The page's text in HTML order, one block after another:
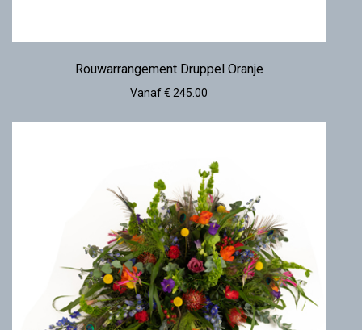
Rouwarrangement Druppel Oranje
Vanaf € 245.00